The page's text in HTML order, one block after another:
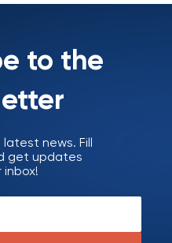
to the
news. Fill
get updates